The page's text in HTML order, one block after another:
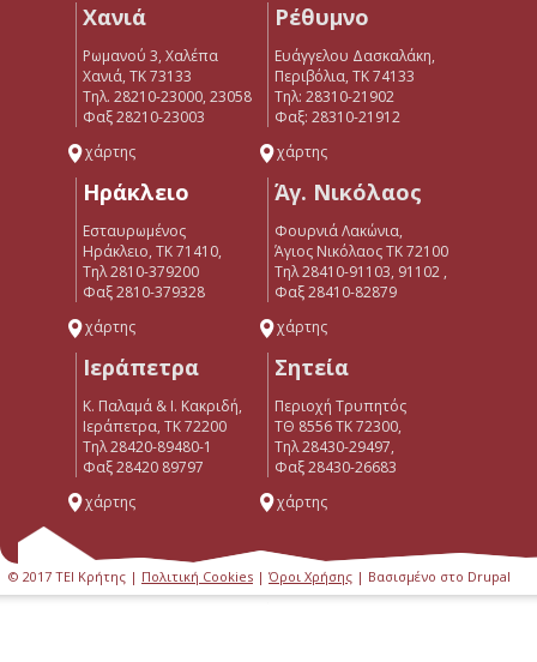
Χανιά
Ρωμανού 3, Χαλέπα
Χανιά, ΤΚ 73133
Τηλ. 28210-23000, 23058
Φαξ 28210-23003
χάρτης
Ρέθυμνο
Ευάγγελου Δασκαλάκη,
Περιβόλια, ΤΚ 74133
Tηλ: 28310-21902
Φαξ: 28310-21912
χάρτης
Ηράκλειο
Εσταυρωμένος
Ηράκλειο, ΤΚ 71410,
Τηλ 2810-379200
Φαξ 2810-379328
χάρτης
Άγ. Νικόλαος
Φουρνιά Λακώνια,
Άγιος Νικόλαος ΤΚ 72100
Τηλ 28410-91103, 91102 ,
Φαξ 28410-82879
χάρτης
Ιεράπετρα
Κ. Παλαμά & Ι. Κακριδή,
Ιεράπετρα, ΤΚ 72200
Tηλ 28420-89480-1
Φαξ 28420 89797
χάρτης
Σητεία
Περιοχή Τρυπητός
ΤΘ 8556 ΤΚ 72300,
Τηλ 28430-29497,
Φαξ 28430-26683
χάρτης
© 2017 ΤΕΙ Κρήτης | Πολιτική Cookies | Όροι Χρήσης | Βασισμένο στο Drupal